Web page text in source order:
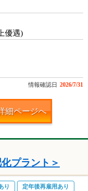
優遇)
情報確認日 2026/7/31
細ページへ
プラント＞
り 定年後再雇用あり